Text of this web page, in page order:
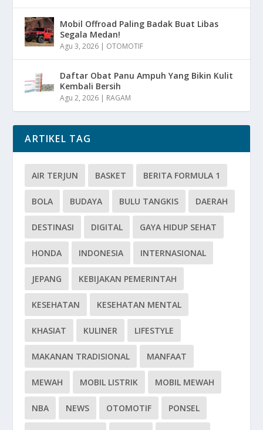
Mobil Offroad Paling Badak Buat Libas
Segala Medan!
Agu 3, 2026 | OTOMOTIF
Daftar Obat Panu Ampuh Yang Bikin Kulit
Kembali Bersih
Agu 2, 2026 | RAGAM
ARTIKEL TAG
AIR TERJUN BASKET BERITA FORMULA 1
BOLA BUDAYA BULU TANGKIS DAERAH
DESTINASI DIGITAL GAYA HIDUP SEHAT
HONDA INDONESIA INTERNASIONAL
JEPANG KEBIJAKAN PEMERINTAH
KESEHATAN KESEHATAN MENTAL
KHASIAT KULINER LIFESTYLE
MAKANAN TRADISIONAL MANFAAT
MEWAH MOBIL LISTRIK MOBIL MEWAH
NBA NEWS OTOMOTIF PONSEL